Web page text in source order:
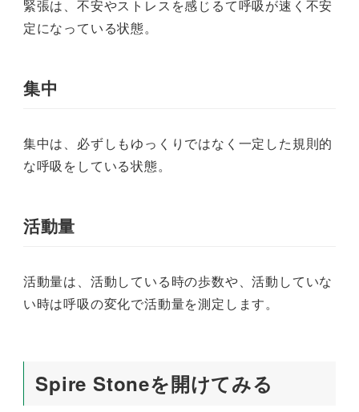
緊張は、不安やストレスを感じるて呼吸が速く不安
定になっている状態。
集中
集中は、必ずしもゆっくりではなく一定した規則的
な呼吸をしている状態。
活動量
活動量は、活動している時の歩数や、活動していな
い時は呼吸の変化で活動量を測定します。
Spire Stoneを開けてみる